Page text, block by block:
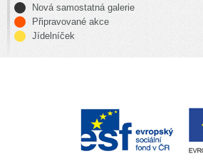
Nová samostatná galerie
Připravované akce
Jídelníček